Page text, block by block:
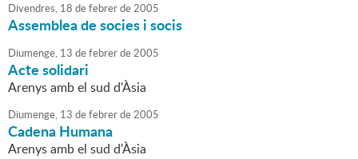
Divendres, 18 defebrerde2005
Assemblea de socies i socis
Diumenge, 13 defebrerde2005
Acte solidari
Arenys amb el sud d'Àsia
Diumenge, 13 defebrerde2005
Cadena Humana
Arenys amb el sud d'Àsia